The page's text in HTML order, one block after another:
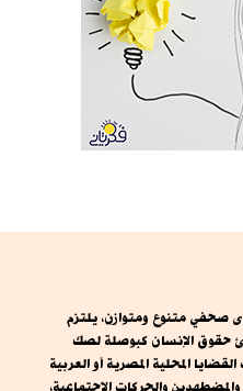
صحفي متنوع ومتوازن، يلتزم
حقوق الإنسان كبوصلة لصك
المحلية المصرية أو العربية
والمضطهدين والحركات الاجتماعية،